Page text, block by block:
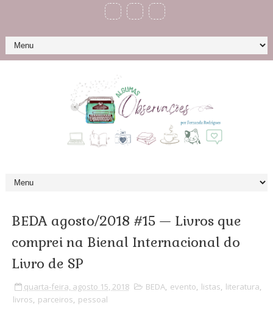
BEDA agosto/2018 #15 — Livros que
comprei na Bienal Internacional do
Livro de SP
quarta-feira, agosto 15, 2018 BEDA, evento, listas, literatura,
livros, parceiros, pessoal